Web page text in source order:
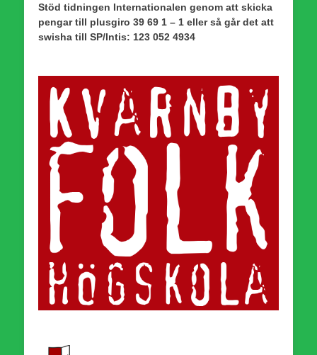
Stöd tidningen Internationalen genom att skicka
pengar till plusgiro 39 69 1 – 1 eller så går det att
swisha till SP/Intis: 123 052 4934